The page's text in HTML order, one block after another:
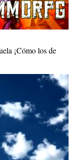
¡Cómo los de